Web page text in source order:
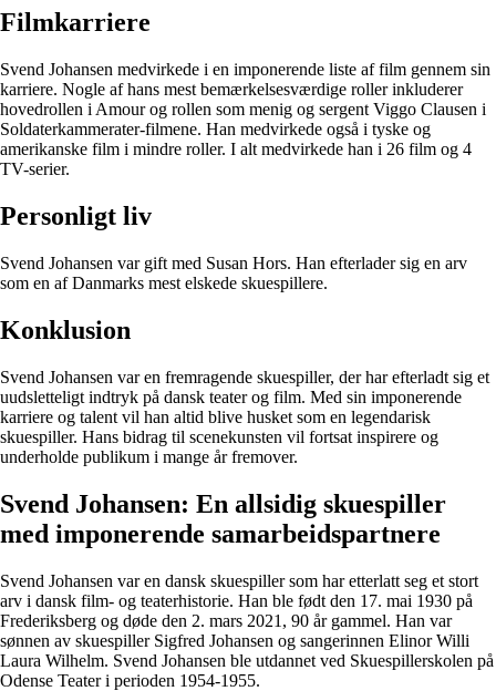
Filmkarriere
Svend Johansen medvirkede i en imponerende liste af film gennem sin
karriere. Nogle af hans mest bemærkelsesværdige roller inkluderer
hovedrollen i Amour og rollen som menig og sergent Viggo Clausen i
Soldaterkammerater-filmene. Han medvirkede også i tyske og
amerikanske film i mindre roller. I alt medvirkede han i 26 film og 4
TV-serier.
Personligt liv
Svend Johansen var gift med Susan Hors. Han efterlader sig en arv
som en af Danmarks mest elskede skuespillere.
Konklusion
Svend Johansen var en fremragende skuespiller, der har efterladt sig et
uudsletteligt indtryk på dansk teater og film. Med sin imponerende
karriere og talent vil han altid blive husket som en legendarisk
skuespiller. Hans bidrag til scenekunsten vil fortsat inspirere og
underholde publikum i mange år fremover.
Svend Johansen: En allsidig skuespiller
med imponerende samarbeidspartnere
Svend Johansen var en dansk skuespiller som har etterlatt seg et stort
arv i dansk film- og teaterhistorie. Han ble født den 17. mai 1930 på
Frederiksberg og døde den 2. mars 2021, 90 år gammel. Han var
sønnen av skuespiller Sigfred Johansen og sangerinnen Elinor Willi
Laura Wilhelm. Svend Johansen ble utdannet ved Skuespillerskolen på
Odense Teater i perioden 1954-1955.